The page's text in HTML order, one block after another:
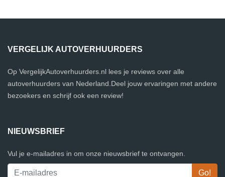
VERGELIJK AUTOVERHUURDERS
Op VergelijkAutoverhuurders.nl lees je reviews over alle
autoverhuurders van Nederland.Deel jouw ervaringen met andere
bezoekers en schrijf ook een review!
NIEUWSBRIEF
Vul je e-mailadres in om onze nieuwsbrief te ontvangen.